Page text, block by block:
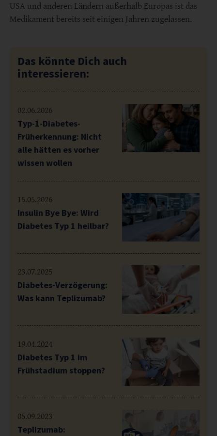
USA und anderen Ländern außerhalb Europas ist das
Medikament bereits seit einigen Jahren zugelassen.
Das könnte Dich auch
interessieren:
02.06.2026
Typ-1-Diabetes-
Früherkennung: Nicht
alle hätten es vorher
wissen wollen
15.05.2026
Insulin Bye Bye: Wird
Diabetes Typ 1 heilbar?
23.07.2025
Diabetes-Verzögerung:
Was kann Teplizumab?
19.04.2024
Diabetes Typ 1 im
Frühstadium stoppen?
05.09.2023
Teplizumab: